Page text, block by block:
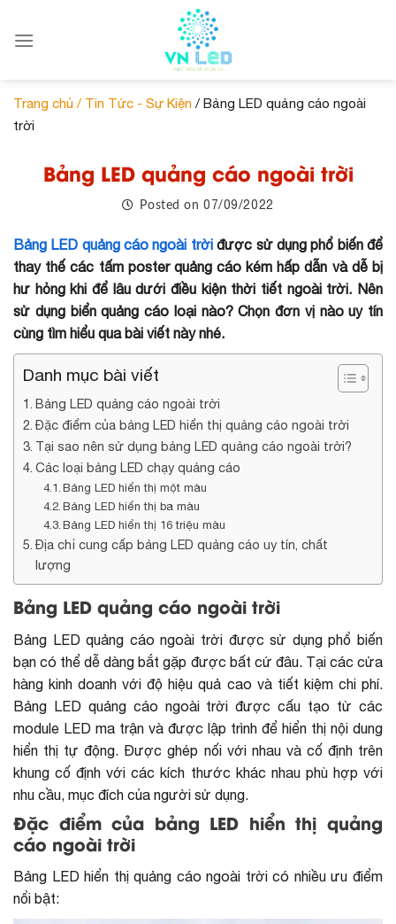
Trang chủ / Tin Tức - Sự Kiện / Bảng LED quảng cáo ngoài
trời
Bảng LED quảng cáo ngoài trời
Posted on07/09/2022
Bảng LED quảng cáo ngoài trờiđược sử dụng phổ biến để
thay thế các tấm poster quảng cáo kém hấp dẫn và dễ bị
hư hỏng khi để lâu dưới điều kiện thời tiết ngoài trời. Nên
sử dụng biển quảng cáo loại nào? Chọn đơn vị nào uy tín
cùng tìm hiểu qua bài viết này nhé.
Danh mục bài viết
Bảng LED quảng cáo ngoài trời
Đặc điểm của bảng LED hiển thị quảng cáo ngoài trời
Tại sao nên sử dụng bảng LED quảng cáo ngoài trời?
Các loại bảng LED chạy quảng cáo
Bảng LED hiển thị một màu
Bảng LED hiển thị ba màu
Bảng LED hiển thị 16 triệu màu
Địa chỉ cung cấp bảng LED quảng cáo uy tín, chất
lượng
Bảng LED quảng cáo ngoài trời
Bảng LED quảng cáo ngoài trời được sử dụng phổ biến
bạn có thể dễ dàng bắt gặp được bất cứ đâu. Tại các cửa
hàng kinh doanh với độ hiệu quả cao và tiết kiệm chi phí.
Bảng LED quảng cáo ngoài trời được cấu tạo từ các
module LED ma trận và được lập trình để hiển thị nội dung
hiển thị tự động. Được ghép nối với nhau và cố định trên
khung cố định với các kích thước khác nhau phù hợp với
nhu cầu, mục đích của người sử dụng.
Đặc điểm của bảng LED hiển thị quảng
cáo ngoài trời
Bảng LED hiển thị quảng cáo ngoài trời có nhiều ưu điểm
nổi bật: